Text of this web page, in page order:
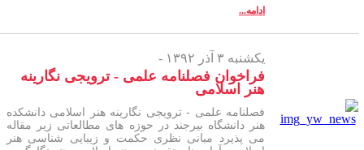
ادامه...
یکشنبه ۳ آذر ۱۳۹۲ -
فراخوان فصلنامه علمی - ترویجی نگارینه
هنر اسلامی
فصلنامه علمی - ترویجی نگارینه هنر اسلامی دانشکده
هنر دانشگاه بیرجند در حوزه های مطالعاتی زیر مقاله
می پذیرد مبانی نظری حکمت و زیبایی شناسی هنر